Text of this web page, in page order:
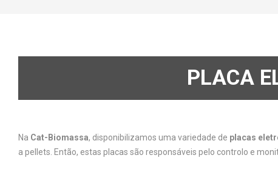
PLACA
Na Cat-Biomassa, disponibilizamos uma variedade de placas
a pellets. Então, estas placas são responsáveis pelo controlo e